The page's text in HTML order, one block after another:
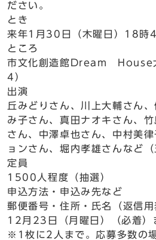
ださい。
とき
来年1月30日（木曜日）18
ところ
市文化創造館Dream House
4）
出演
丘みどりさん、川上大輔さん
み子さん、真田ナオキさん、
さん、中澤卓也さん、中村美
ョンさん、堀内孝雄さんなど（
定員
1500人程度（抽選）
申込方法・申込み先など
郵便番号・住所・氏名（返信
12月23日（月曜日）（必着）
※1枚に2人まで。応募多数の